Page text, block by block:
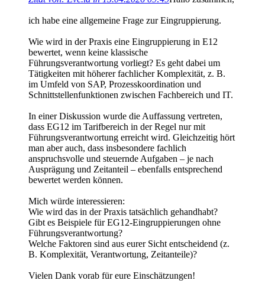
ich habe eine allgemeine Frage zur Eingruppierung.
Wie wird in der Praxis eine Eingruppierung in E12
bewertet, wenn keine klassische
Führungsverantwortung vorliegt? Es geht dabei um
Tätigkeiten mit höherer fachlicher Komplexität, z. B.
im Umfeld von SAP, Prozesskoordination und
Schnittstellenfunktionen zwischen Fachbereich und IT.
In einer Diskussion wurde die Auffassung vertreten,
dass EG12 im Tarifbereich in der Regel nur mit
Führungsverantwortung erreicht wird. Gleichzeitig hört
man aber auch, dass insbesondere fachlich
anspruchsvolle und steuernde Aufgaben – je nach
Ausprägung und Zeitanteil – ebenfalls entsprechend
bewertet werden können.
Mich würde interessieren:
Wie wird das in der Praxis tatsächlich gehandhabt?
Gibt es Beispiele für EG12-Eingruppierungen ohne
Führungsverantwortung?
Welche Faktoren sind aus eurer Sicht entscheidend (z.
B. Komplexität, Verantwortung, Zeitanteile)?
Vielen Dank vorab für eure Einschätzungen!